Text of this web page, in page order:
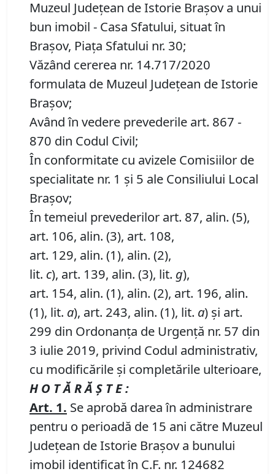
Muzeul Județean de Istorie Brașov a unui
bun imobil - Casa Sfatului, situat în
Brașov, Piața Sfatului nr. 30;
Văzând cererea nr. 14.717/2020
formulata de Muzeul Județean de Istorie
Brașov;
Având în vedere prevederile art. 867 -
870 din Codul Civil;
În conformitate cu avizele Comisiilor de
specialitate nr. 1 și 5 ale Consiliului Local
Brașov;
În temeiul prevederilor art. 87, alin. (5),
art. 106, alin. (3), art. 108,
art. 129, alin. (1), alin. (2),
lit. c), art. 139, alin. (3), lit. g),
art. 154, alin. (1), alin. (2), art. 196, alin.
(1), lit. a), art. 243, alin. (1), lit. a) și art.
299 din Ordonanța de Urgență nr. 57 din
3 iulie 2019, privind Codul administrativ,
cu modificările și completările ulterioare,
H O T Ă R Ă Ş T E :
Art. 1. Se aprobă darea în administrare
pentru o perioadă de 15 ani către Muzeul
Județean de Istorie Brașov a bunului
imobil identificat în C.F. nr. 124682